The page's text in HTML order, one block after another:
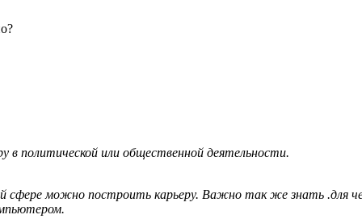
политической или общественной деятельности.
сфере можно построить карьеру. Важно так же знать .для